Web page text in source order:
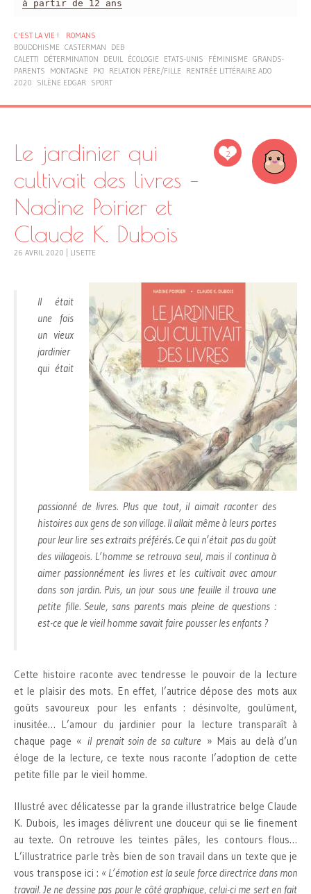
à partir de 12 ans
C'EST LA VIE !
ROMANS
BOUDDHISME CASTERMAN
DEB
CALETTI
DÉTERMINATION DEUIL ÉCOLOGIE ETATS-UNIS FÉMINISME GRANDS-
PARENTS
MONTAGNE PKJ RELATION PÈRE/FILLE
RENTRÉE LITTÉRAIRE ADO
2020
SILÈNE EDGAR SPORT
2
Le jardinier qui
cultivait des livres –
Nadine Poirier et
Claude K. Dubois
26 AVRIL 2020 LISETTE
Il était
une fois
un vieux
jardinier
qui était
passionné de livres. Plus que tout, il aimait raconter des
histoires aux gens de son village. Il allait même à leurs portes
pour leur lire ses extraits préférés. Ce qui n’était pas du goût
des villageois. L’homme se retrouva seul, mais il continua à
aimer passionnément les livres et les cultivait avec amour
dans son jardin. Puis, un jour sous une feuille il trouva une
petite fille. Seule, sans parents mais pleine de questions :
est-ce que le vieil homme savait faire pousser les enfants ?
Cette histoire raconte avec tendresse le pouvoir de la lecture
et le plaisir des mots. En effet, l’autrice dépose des mots aux
goûts savoureux pour les enfants : désinvolte, goulûment,
inusitée… L’amour du jardinier pour la lecture transparaît à
chaque page «il prenait soin de sa culture » Mais au delà d’un
éloge de la lecture, ce texte nous raconte l’adoption de cette
petite fille par le vieil homme.
Illustré avec délicatesse par la grande illustratrice belge Claude
K. Dubois, les images délivrent une douceur qui se lie finement
au texte. On retrouve les teintes pâles, les contours flous…
L’illustratrice parle très bien de son travail dans un texte que je
vous transpose ici : « L’émotion est la seule force directrice dans mon
travail. Je ne dessine pas pour le côté graphique, celui-ci me sert en fait